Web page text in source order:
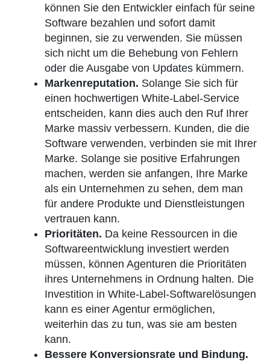
können Sie den Entwickler einfach für seine
Software bezahlen und sofort damit
beginnen, sie zu verwenden. Sie müssen
sich nicht um die Behebung von Fehlern
oder die Ausgabe von Updates kümmern.
Markenreputation. Solange Sie sich für
einen hochwertigen White-Label-Service
entscheiden, kann dies auch den Ruf Ihrer
Marke massiv verbessern. Kunden, die die
Software verwenden, verbinden sie mit Ihrer
Marke. Solange sie positive Erfahrungen
machen, werden sie anfangen, Ihre Marke
als ein Unternehmen zu sehen, dem man
für andere Produkte und Dienstleistungen
vertrauen kann.
Prioritäten. Da keine Ressourcen in die
Softwareentwicklung investiert werden
müssen, können Agenturen die Prioritäten
ihres Unternehmens in Ordnung halten. Die
Investition in White-Label-Softwarelösungen
kann es einer Agentur ermöglichen,
weiterhin das zu tun, was sie am besten
kann.
Bessere Konversionsrate und Bindung.